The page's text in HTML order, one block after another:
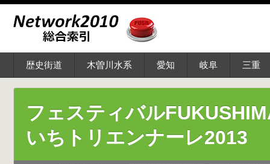
歴史街道 木曽川水系 愛知 岐阜 三重
フェスティバル
いちトリエンナーレ2013